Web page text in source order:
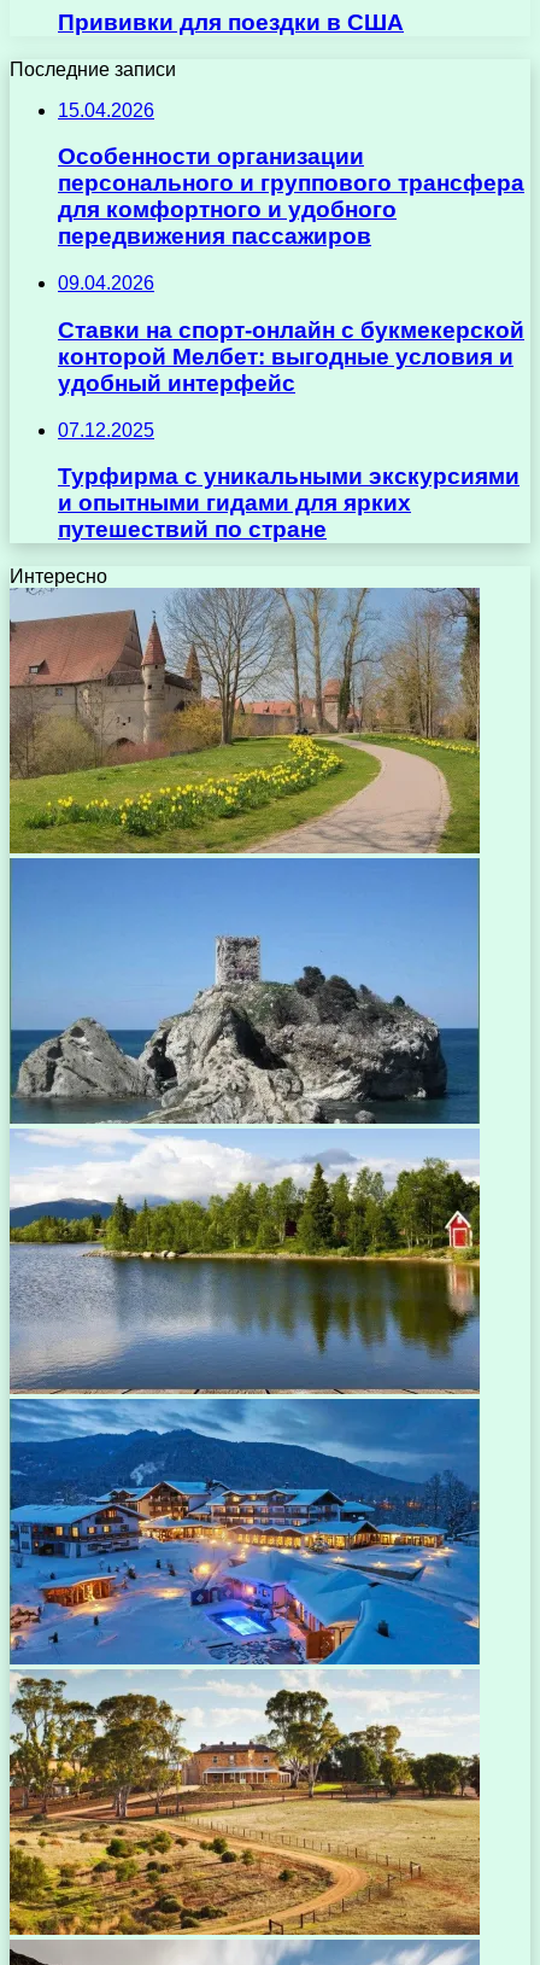
Прививки для поездки в США
Последние записи
15.04.2026
Особенности организации
персонального и группового трансфера
для комфортного и удобного
передвижения пассажиров
09.04.2026
Ставки на спорт-онлайн с букмекерской
конторой Мелбет: выгодные условия и
удобный интерфейс
07.12.2025
Турфирма с уникальными экскурсиями
и опытными гидами для ярких
путешествий по стране
Интересно